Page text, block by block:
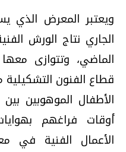
ويعتبر المعرض الذي
الجاري نتاج الورش
الماضي، وتتوازى
قطاع الفنون
أوقات فراغهم
الأعمال الفنية في